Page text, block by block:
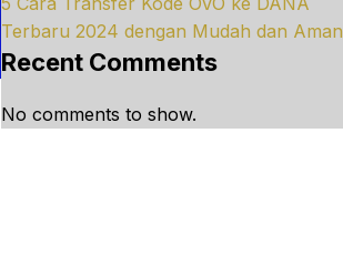
Terbaru 2024 dengan Mudah dan Aman
Recent Comments
No comments to show.